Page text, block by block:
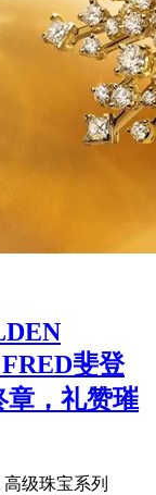
斐登
章，礼赞璀
高级珠宝系列